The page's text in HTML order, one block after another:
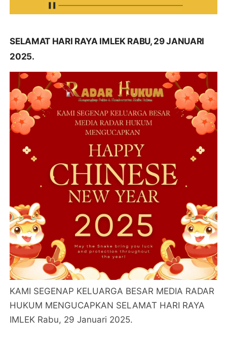
SELAMAT HARI RAYA IMLEK RABU, 29 JANUARI
2025.
KAMI SEGENAP KELUARGA BESAR MEDIA RADAR
HUKUM MENGUCAPKAN SELAMAT HARI RAYA
IMLEK Rabu, 29 Januari 2025.